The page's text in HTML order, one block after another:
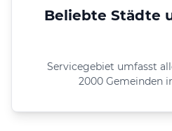
Beliebte Städte
Servicegebiet umfasst
2000 Gemeinden